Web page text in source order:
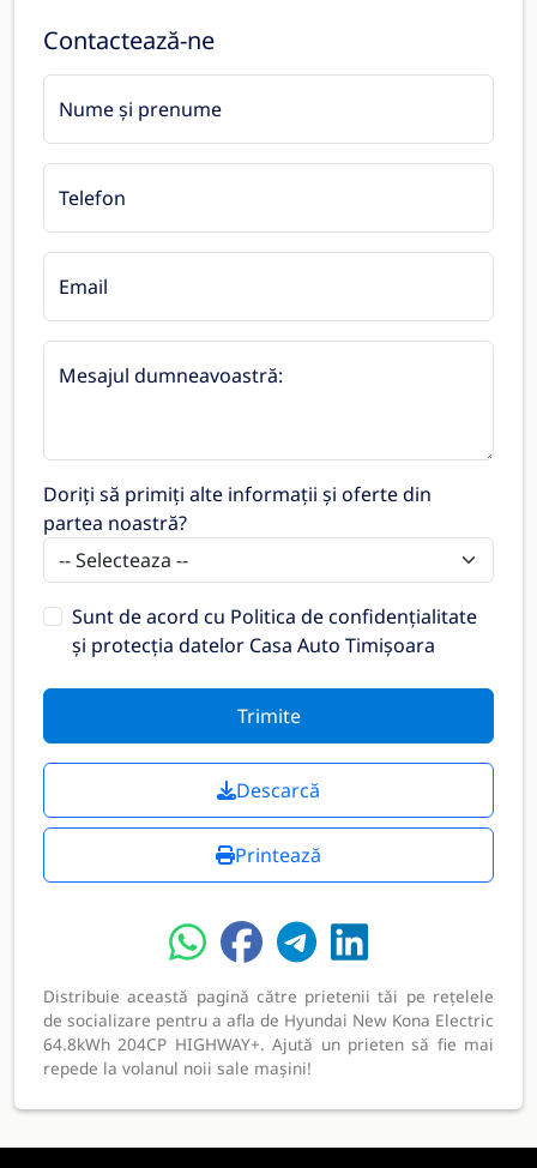
Contactează-ne
Nume și prenume
Telefon
Email
Mesajul dumneavoastră:
Doriți să primiți alte informații și oferte din
partea noastră?
Sunt de acord cu Politica de confidențialitate
și protecția datelor Casa Auto Timișoara
Trimite
Descarcă
Printează
Distribuie această pagină către prietenii tăi pe rețelele
de socializare pentru a afla de Hyundai New Kona Electric
64.8kWh 204CP HIGHWAY+. Ajută un prieten să fie mai
repede la volanul noii sale mașini!